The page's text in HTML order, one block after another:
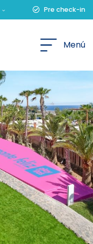
Pre check-in
Menú